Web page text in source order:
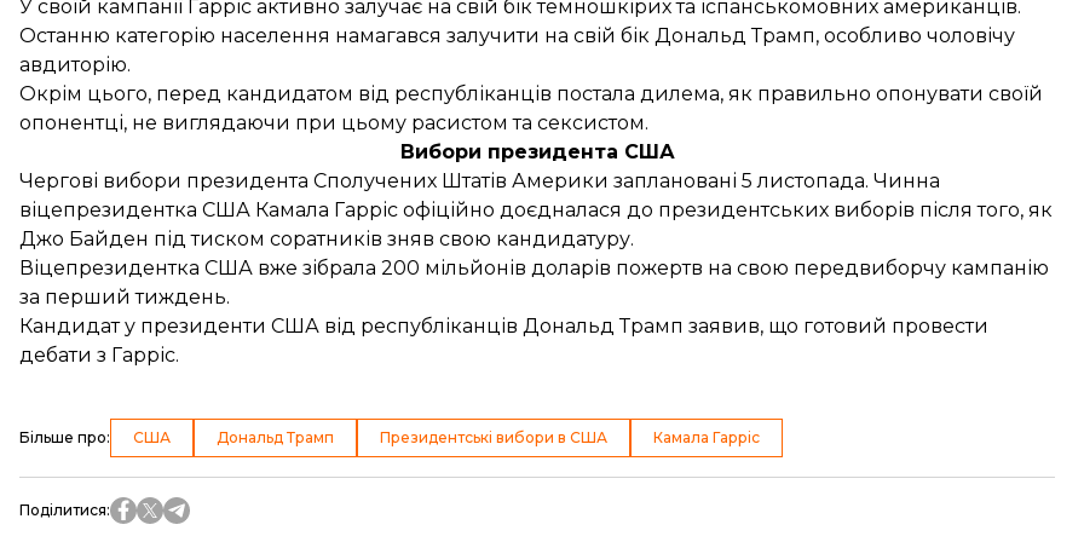
У своїй кампанії Гарріс активно залучає на свій бік темношкірих та іспанськомовних американців.
Останню категорію населення намагався залучити на свій бік Дональд Трамп, особливо чоловічу
авдиторію.
Окрім цього, перед кандидатом від республіканців постала дилема, як правильно опонувати своїй
опонентці, не виглядаючи при цьому расистом та сексистом.
Вибори президента США
Чергові вибори президента Сполучених Штатів Америки заплановані 5 листопада. Чинна
віцепрезидентка США Камала Гарріс офіційно доєдналася до президентських виборів після того, як
Джо Байден під тиском соратників зняв свою кандидатуру.
Віцепрезидентка США вже зібрала 200 мільйонів доларів пожертв на свою передвиборчу кампанію
за перший тиждень.
Кандидат у президенти США від республіканців Дональд Трамп заявив, що готовий провести
дебати з Гарріс.
Більше про: США Дональд Трамп Президентські вибори в США Камала Гарріс
Поділитися: